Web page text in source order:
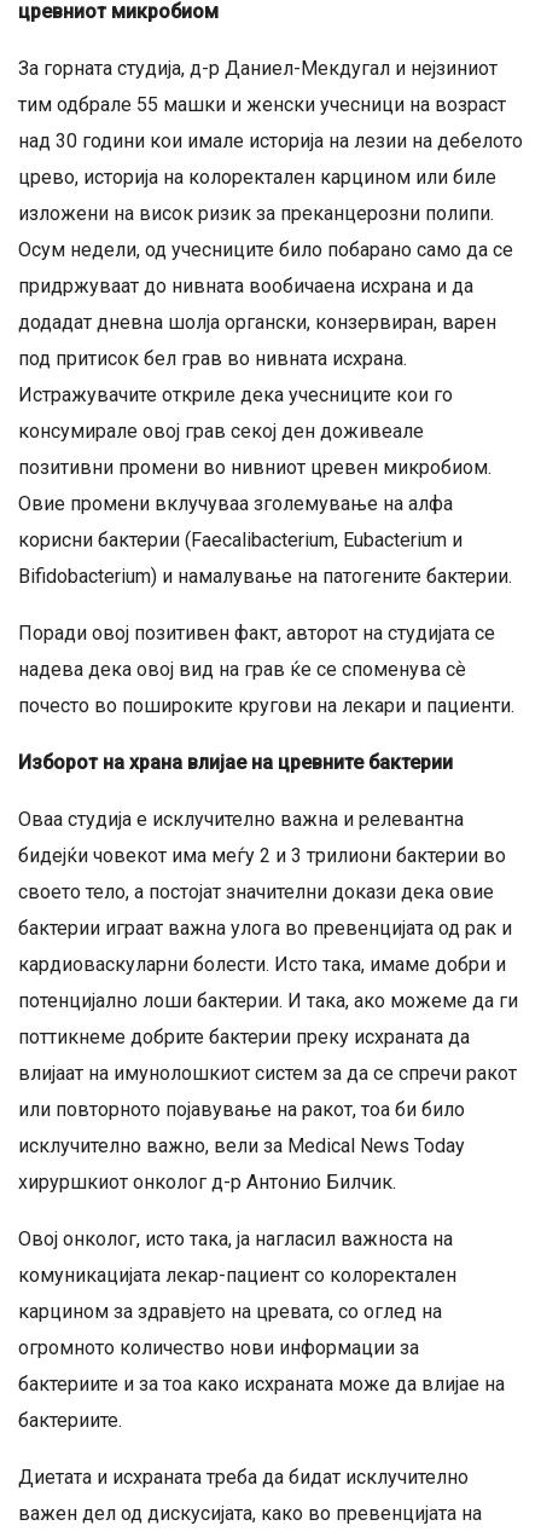
цревниот микробиом
За горната студија, д-р Даниел-Мекдугал и нејзиниот
тим одбрале 55 машки и женски учесници на возраст
над 30 години кои имале историја на лезии на дебелото
црево, историја на колоректален карцином или биле
изложени на висок ризик за преканцерозни полипи.
Осум недели, од учесниците било побарано само да се
придржуваат до нивната вообичаена исхрана и да
додадат дневна шолја органски, конзервиран, варен
под притисок бел грав во нивната исхрана.
Истражувачите откриле дека учесниците кои го
консумирале овој грав секој ден доживеале
позитивни промени во нивниот цревен микробиом.
Овие промени вклучуваа зголемување на алфа
корисни бактерии (Faecalibacterium, Eubacterium и
Bifidobacterium) и намалување на патогените бактерии.
Поради овој позитивен факт, авторот на студијата се
надева дека овој вид на грав ќе се споменува сѐ
почесто во пошироките кругови на лекари и пациенти.
Изборот на храна влијае на цревните бактерии
Оваа студија е исклучително важна и релевантна
бидејќи човекот има меѓу 2 и 3 трилиони бактерии во
своето тело, а постојат значителни докази дека овие
бактерии играат важна улога во превенцијата од рак и
кардиоваскуларни болести. Исто така, имаме добри и
потенцијално лоши бактерии. И така, ако можеме да ги
поттикнеме добрите бактерии преку исхраната да
влијаат на имунолошкиот систем за да се спречи ракот
или повторното појавување на ракот, тоа би било
исклучително важно, вели за Medical News Today
хируршкиот онколог д-р Антонио Билчик.
Овој онколог, исто така, ја нагласил важноста на
комуникацијата лекар-пациент со колоректален
карцином за здравјето на цревата, со оглед на
огромното количество нови информации за
бактериите и за тоа како исхраната може да влијае на
бактериите.
Диетата и исхраната треба да бидат исклучително
важен дел од дискусијата, како во превенцијата на